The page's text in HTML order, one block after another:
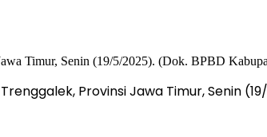
Provinsi Jawa Timur, Senin